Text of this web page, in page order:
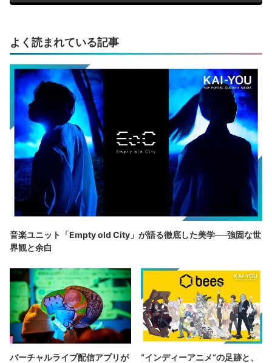
よく読まれている記事
音楽ユニット「Empty old City」が語る徹底した美学──強固な世
界観と余白
バーチャルライブ配信アプリが
“インディーアニメ“の足跡と、